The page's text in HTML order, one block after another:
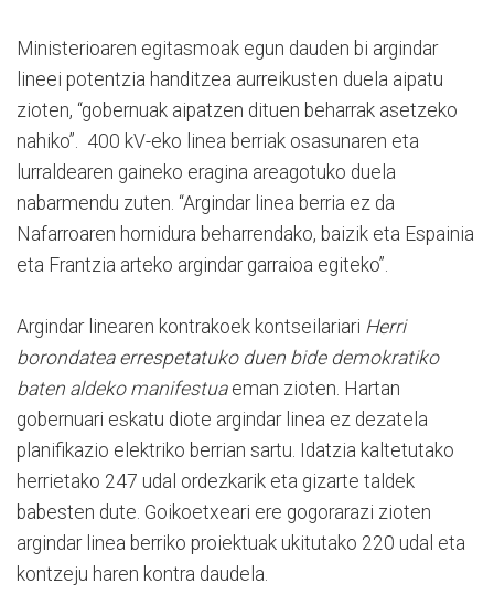
Ministerioaren egitasmoak egun dauden bi argindar
lineei potentzia handitzea aurreikusten duela aipatu
zioten, “gobernuak aipatzen dituen beharrak asetzeko
nahiko”. 400 kV-eko linea berriak osasunaren eta
lurraldearen gaineko eragina areagotuko duela
nabarmendu zuten. “Argindar linea berria ez da
Nafarroaren hornidura beharrendako, baizik eta Espainia
eta Frantzia arteko argindar garraioa egiteko”.
Argindar linearen kontrakoek kontseilariari Herri
borondatea errespetatuko duen bide demokratiko
baten aldeko manifestuaeman zioten. Hartan
gobernuari eskatu diote argindar linea ez dezatela
planifikazio elektriko berrian sartu. Idatzia kaltetutako
herrietako 247 udal ordezkarik eta gizarte taldek
babesten dute. Goikoetxeari ere gogorarazi zioten
argindar linea berriko proiektuak ukitutako 220 udal eta
kontzeju haren kontra daudela.